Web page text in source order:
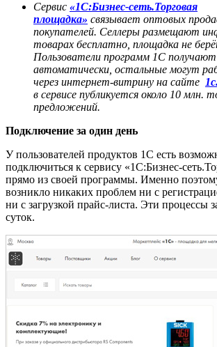
Сервис «1С:Бизнес-сеть.Торговая
площадка» связывает оптовых
покупателей. Селлеры размещают
товарах бесплатно, площадка не
Пользователи программ 1С получают
автоматически, остальные могут
через интернет-витрину на сайте
в сервисе публикуется около 10 млн.
предложений.
Подключение за один день
У пользователей продуктов 1С есть
подключиться к сервису «1С:Бизнес-
прямо из своей программы. Именно
возникло никаких проблем ни с
ни с загрузкой прайс-листа. Эти процессы
суток.